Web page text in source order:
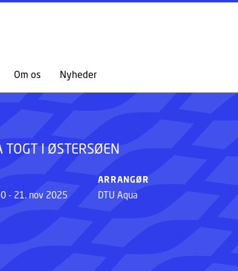
GÅ TIL PRIMÆRT INDHOLD (TRYK ENTER).
Om os Nyheder
TOGT I ØSTERSØEN
- 21. nov 2025
ARRANGØR
DTU Aqua